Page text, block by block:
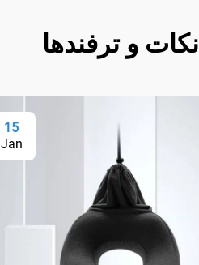
نکات و ترفندها
15
Jan